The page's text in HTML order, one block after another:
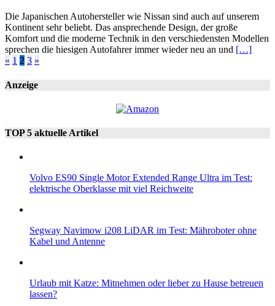
Die Japanischen Autohersteller wie Nissan sind auch auf unserem
Kontinent sehr beliebt. Das ansprechende Design, der große
Komfort und die moderne Technik in den verschiedensten Modellen
sprechen die hiesigen Autofahrer immer wieder neu an und […]
Seitennummerierung
der
« 1 2 3 »
Anzeige
TOP 5 aktuelle Artikel
Volvo ES90 Single Motor Extended Range Ultra im Test:
elektrische Oberklasse mit viel Reichweite
Segway Navimow i208 LiDAR im Test: Mähroboter ohne
Kabel und Antenne
Urlaub mit Katze: Mitnehmen oder lieber zu Hause betreuen
lassen?